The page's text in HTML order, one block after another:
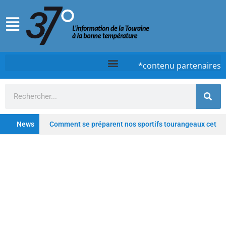
*contenu partenaires
News Comment se préparent nos sportifs tourangeaux cet